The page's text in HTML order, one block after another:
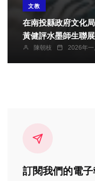
文教
在南投縣政府文化
黃健評水墨師生聯展
陳朝枝 2026年一
訂閱我們的電子